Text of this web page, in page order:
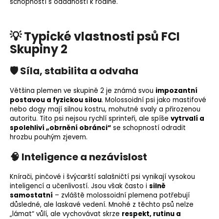
💡 Typické vlastnosti psů FCI
Skupiny 2
🛡️ Síla, stabilita a odvaha
Většina plemen ve skupině 2 je známá svou impozantní
postavou a fyzickou silou. Molossoidní psi jako mastifové
nebo dogy mají silnou kostru, mohutné svaly a přirozenou
autoritu. Tito psi nejsou rychlí sprinteři, ale spíše vytrvalí a
spolehliví „obrnění obránci“ se schopností odradit
hrozbu pouhým zjevem.
🧠 Inteligence a nezávislost
Knírači, pinčové i švýcarští salašničtí psi vynikají vysokou
inteligencí a učenlivostí. Jsou však často i silně
samostatní – zvláště molossoidní plemena potřebují
důsledné, ale laskavé vedení. Mnohé z těchto psů nelze
„lámat“ vůlí, ale vychovávat skrze respekt, rutinu a